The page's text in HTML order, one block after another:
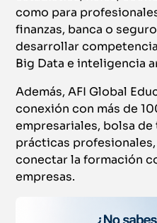
como para
finanzas, banca o
desarrollar
Big Data e inteligencia
Además, AFI Global
conexión con más de
empresariales, bolsa
prácticas
conectar la formación
empresas.